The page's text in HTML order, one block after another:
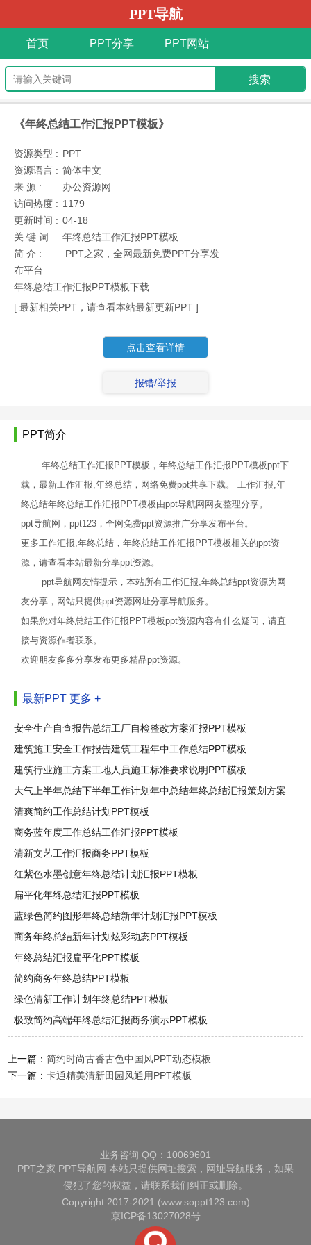
PPT导航
首页 PPT分享 PPT网站
《年终总结工作汇报PPT模板》
资源类型 : PPT
资源语言 : 简体中文
来 源 :
办公资源网
访问热度 : 1179
更新时间 : 04-18
关 键 词 :
年终总结工作汇报PPT模板
简 介 :
PPT之家，全网最新免费PPT分享发
布平台
年终总结工作汇报PPT模板下载
[ 最新相关PPT，请查看本站最新更新PPT ]
点击查看详情
报错/举报
PPT简介
年终总结工作汇报PPT模板，年终总结工作汇报PPT模板ppt下
载，最新工作汇报,年终总结，网络免费ppt共享下载。 工作汇报,年
终总结年终总结工作汇报PPT模板由ppt导航网网友整理分享。
ppt导航网，ppt123，全网免费ppt资源推广分享发布平台。
更多工作汇报,年终总结，年终总结工作汇报PPT模板相关的ppt资
源，请查看本站最新分享ppt资源。
ppt导航网友情提示，本站所有工作汇报,年终总结ppt资源为网
友分享，网站只提供ppt资源网址分享导航服务。
如果您对年终总结工作汇报PPT模板ppt资源内容有什么疑问，请直
接与资源作者联系。
欢迎朋友多多分享发布更多精品ppt资源。
最新PPT 更多 +
安全生产自查报告总结工厂自检整改方案汇报PPT模板
建筑施工安全工作报告建筑工程年中工作总结PPT模板
建筑行业施工方案工地人员施工标准要求说明PPT模板
大气上半年总结下半年工作计划年中总结年终总结汇报策划方案
PPT
清爽简约工作总结计划PPT模板
商务蓝年度工作总结工作汇报PPT模板
清新文艺工作汇报商务PPT模板
红紫色水墨创意年终总结计划汇报PPT模板
扁平化年终总结汇报PPT模板
蓝绿色简约图形年终总结新年计划汇报PPT模板
商务年终总结新年计划炫彩动态PPT模板
年终总结汇报扁平化PPT模板
简约商务年终总结PPT模板
绿色清新工作计划年终总结PPT模板
极致简约高端年终总结汇报商务演示PPT模板
上一篇：简约时尚古香古色中国风PPT动态模板
下一篇：卡通精美清新田园风通用PPT模板
业务咨询 QQ：10069601
PPT之家 PPT导航网 本站只提供网址搜索，网址导航服务，如果
侵犯了您的权益，请联系我们纠正或删除。
Copyright 2017-2021 (www.soppt123.com)
京ICP备13027028号